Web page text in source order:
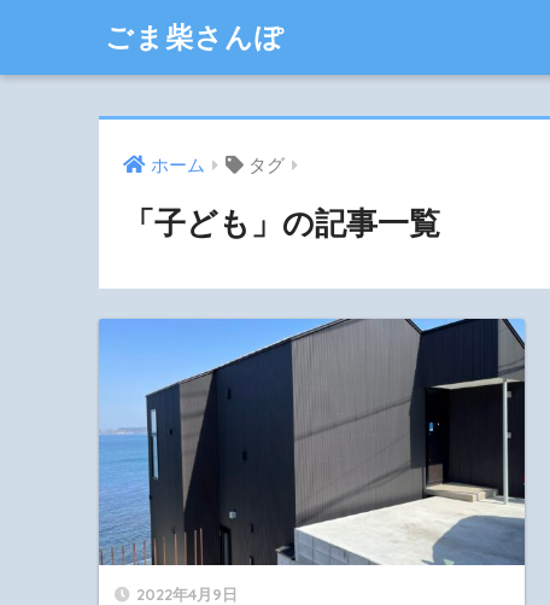
ごま柴さんぽ
ホーム タグ
「子ども」の記事一覧
2022年4月9日